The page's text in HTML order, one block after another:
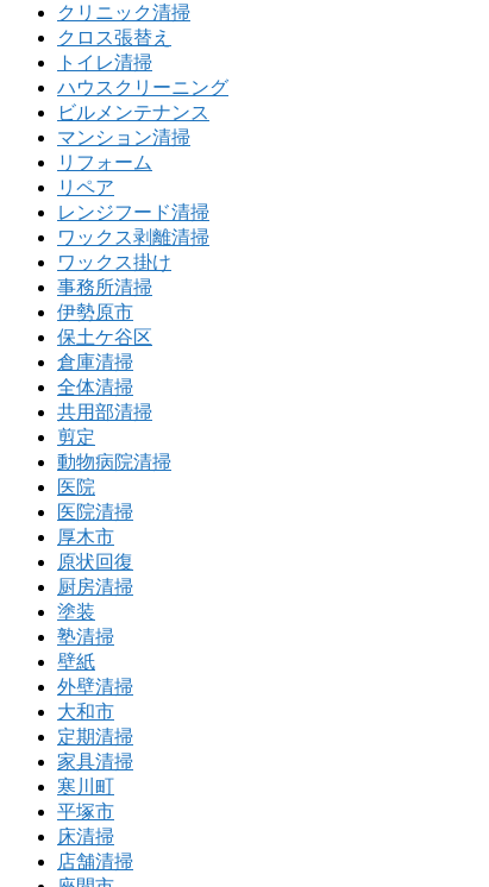
クリニック清掃
クロス張替え
トイレ清掃
ハウスクリーニング
ビルメンテナンス
マンション清掃
リフォーム
リペア
レンジフード清掃
ワックス剥離清掃
ワックス掛け
事務所清掃
伊勢原市
保土ケ谷区
倉庫清掃
全体清掃
共用部清掃
剪定
動物病院清掃
医院
医院清掃
厚木市
原状回復
厨房清掃
塗装
塾清掃
壁紙
外壁清掃
大和市
定期清掃
家具清掃
寒川町
平塚市
床清掃
店舗清掃